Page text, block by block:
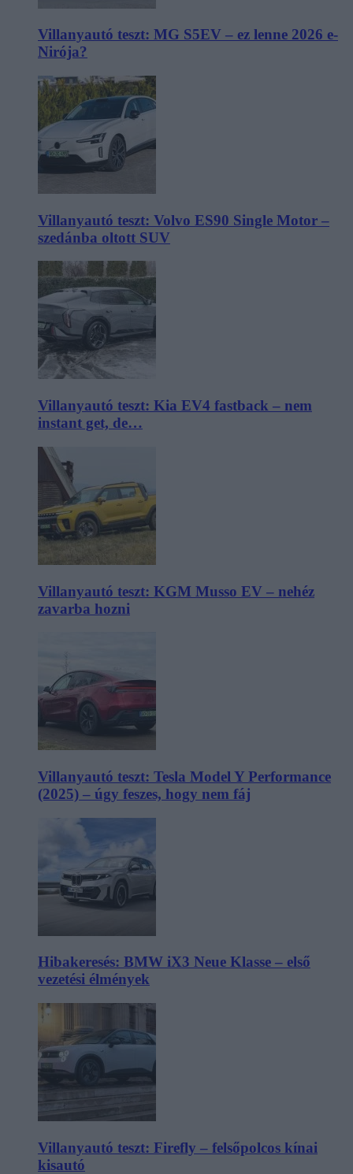
Villanyautó teszt: MG S5EV – ez lenne 2026 e-
Nirója?
Villanyautó teszt: Volvo ES90 Single Motor –
szedánba oltott SUV
Villanyautó teszt: Kia EV4 fastback – nem
instant get, de…
Villanyautó teszt: KGM Musso EV – nehéz
zavarba hozni
Villanyautó teszt: Tesla Model Y Performance
(2025) – úgy feszes, hogy nem fáj
Hibakeresés: BMW iX3 Neue Klasse – első
vezetési élmények
Villanyautó teszt: Firefly – felsőpolcos kínai
kisautó